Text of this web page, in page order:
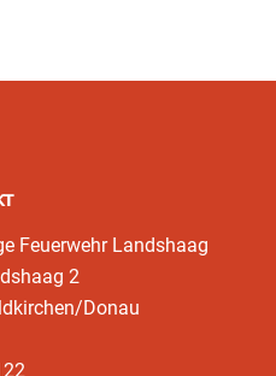
Feuerwehr Landshaag
2
Donau